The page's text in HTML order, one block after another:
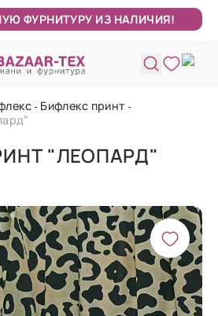
ФУРНИТУРУ ИЗ НАЛИЧИЯ!
Бифлекс принт
"ЛЕОПАРД"